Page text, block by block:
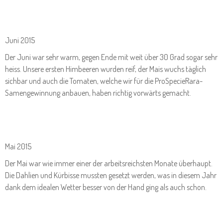
Juni 2015
Der Juni war sehr warm, gegen Ende mit weit über 30 Grad sogar sehr
heiss. Unsere ersten Himbeeren wurden reif, der Mais wuchs täglich
sichbar und auch die Tomaten, welche wir für die ProSpecieRara-
Samengewinnung anbauen, haben richtig vorwärts gemacht.
Mai 2015
Der Mai war wie immer einer der arbeitsreichsten Monate überhaupt.
Die Dahlien und Kürbisse mussten gesetzt werden, was in diesem Jahr
dank dem idealen Wetter besser von der Hand ging als auch schon.